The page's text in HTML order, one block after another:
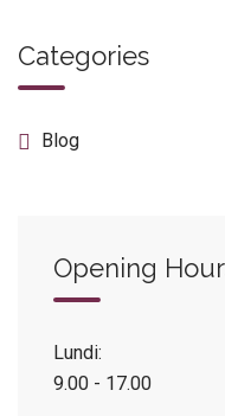
Categories
Blog
Opening
Lundi:
9.00 - 17.00